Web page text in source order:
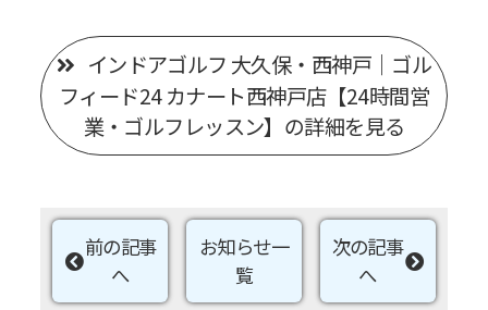
インドアゴルフ 大久保・西神戸｜ゴル
フィード24 カナート西神戸店【24時間営
業・ゴルフレッスン】の詳細を見る
前の記事
へ
お知らせ一
覧
次の記事
へ